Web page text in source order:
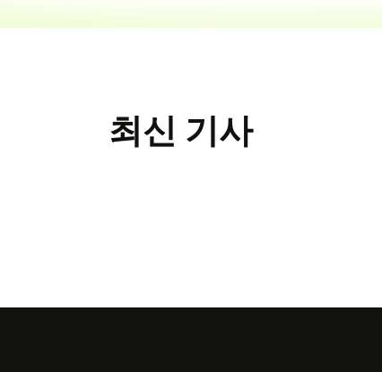
최신 기사